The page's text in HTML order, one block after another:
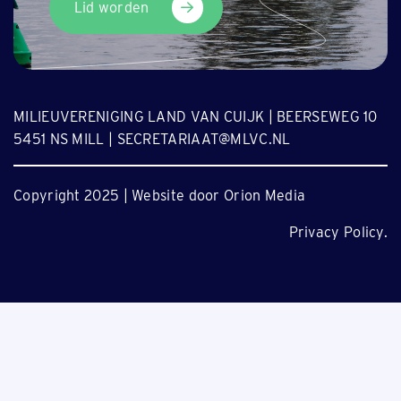
Lid worden
MILIEUVERENIGING LAND VAN CUIJK | BEERSEWEG 10
5451 NS MILL | SECRETARIAAT@MLVC.NL
Copyright 2025 | Website door Orion Media
Privacy Policy.